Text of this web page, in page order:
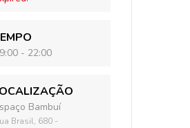
- 22:00
Bambuí
Brasil, 680 -